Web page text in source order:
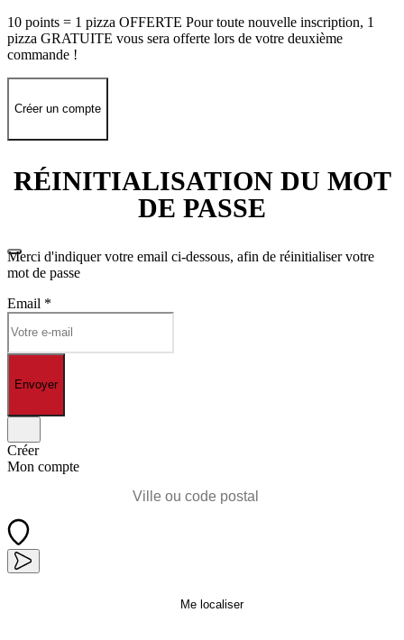
10 points = 1 pizza OFFERTE Pour toute nouvelle inscription, 1
pizza GRATUITE vous sera offerte lors de votre deuxième
commande !
Créer un compte
RÉINITIALISATION DU MOT
DE PASSE
Merci d'indiquer votre email ci-dessous, afin de réinitialiser votre
mot de passe
Email *
Envoyer
Créer
Mon compte
Me localiser